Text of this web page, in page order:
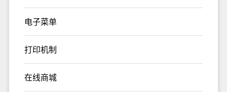
电子菜单
打印机制
在线商城